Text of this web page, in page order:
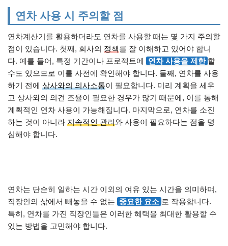
연차 사용 시 주의할 점
연차계산기를 활용하더라도 연차를 사용할 때는 몇 가지 주의할
점이 있습니다. 첫째, 회사의 정책를 잘 이해하고 있어야 합니
다. 예를 들어, 특정 기간이나 프로젝트에
연차 사용을 제한 할
수도 있으므로 이를 사전에 확인해야 합니다. 둘째, 연차를 사용
하기 전에 상사와의 의사소통이 필요합니다. 미리 계획을 세우
고 상사와의 의견 조율이 필요한 경우가 많기 때문에, 이를 통해
계획적인 연차 사용이 가능해집니다. 마지막으로, 연차를 소진
하는 것이 아니라 지속적인 관리와 사용이 필요하다는 점을 명
심해야 합니다.
연차는 단순히 일하는 시간 이외의 여유 있는 시간을 의미하며,
직장인의 삶에서 빼놓을 수 없는 중요한 요소 로 작용합니다.
특히, 연차를 가진 직장인들은 이러한 혜택을 최대한 활용할 수
있는 방법을 고민해야 합니다.